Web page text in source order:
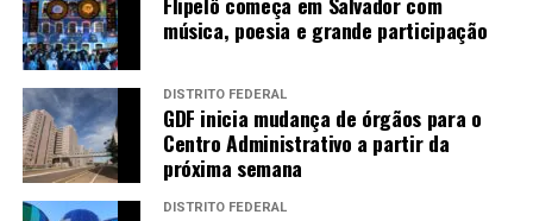
momento, apenas Zâmbia e Malaui foram citados,
deixando o Brasil fora da lista inicial.
O Departamento de Estado informou que a medida
ficará em teste por um período de 12 meses e atinge
solicitantes do visto B-1, destinado a atividades
temporárias de negócios, incluindo a participação em
música, poesia e grande participação
DISTRITO FEDERAL
GDF inicia mudança de órgãos para o
Centro Administrativo a partir da
próxima semana
DISTRITO FEDERAL